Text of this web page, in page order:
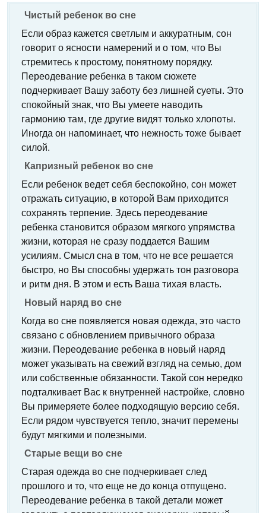
Чистый ребенок во сне
Если образ кажется светлым и аккуратным, сон
говорит о ясности намерений и о том, что Вы
стремитесь к простому, понятному порядку.
Переодевание ребенка в таком сюжете
подчеркивает Вашу заботу без лишней суеты. Это
спокойный знак, что Вы умеете наводить
гармонию там, где другие видят только хлопоты.
Иногда он напоминает, что нежность тоже бывает
силой.
Капризный ребенок во сне
Если ребенок ведет себя беспокойно, сон может
отражать ситуацию, в которой Вам приходится
сохранять терпение. Здесь переодевание
ребенка становится образом мягкого упрямства
жизни, которая не сразу поддается Вашим
усилиям. Смысл сна в том, что не все решается
быстро, но Вы способны удержать тон разговора
и ритм дня. В этом и есть Ваша тихая власть.
Новый наряд во сне
Когда во сне появляется новая одежда, это часто
связано с обновлением привычного образа
жизни. Переодевание ребенка в новый наряд
может указывать на свежий взгляд на семью, дом
или собственные обязанности. Такой сон нередко
подталкивает Вас к внутренней настройке, словно
Вы примеряете более подходящую версию себя.
Если рядом чувствуется тепло, значит перемены
будут мягкими и полезными.
Старые вещи во сне
Старая одежда во сне подчеркивает след
прошлого и то, что еще не до конца отпущено.
Переодевание ребенка в такой детали может